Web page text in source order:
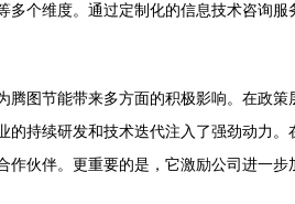
多个维度。通过定制化的信息技术咨询
腾图节能带来多方面的积极影响。在政
的持续研发和技术迭代注入了强劲动力
作伙伴。更重要的是，它激励公司进一